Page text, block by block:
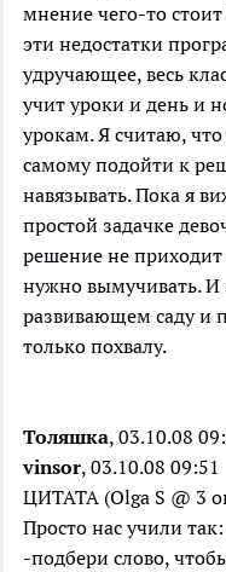
мнение чего-то
эти недостатки
удручающее, весь
учит уроки и день и
урокам. Я считаю,
самому подойти к
навязывать. Пока я
простой задачке
решение не приходит
нужно вымучивать. И
развивающем саду и
только похвалу.
Толяшка, 03.10.08
vinsor, 03.10.08 09:51
ЦИТАТА (Olga S @ 3
Просто нас учили
-подбери слово,